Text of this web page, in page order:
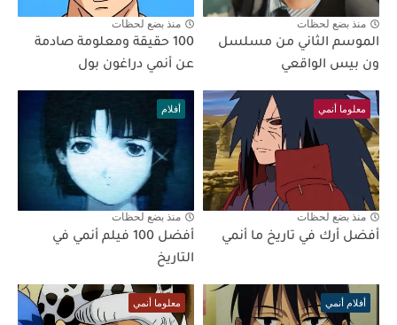
منذ بضع لحظات
الموسم الثاني من مسلسل
ون بيس الواقعي
منذ بضع لحظات
100 حقيقة ومعلومة صادمة
عن أنمي دراغون بول
معلوما أنمي
منذ بضع لحظات
أفضل أرك في تاريخ ما أنمي
أفلام
منذ بضع لحظات
أفضل 100 فيلم أنمي في
التاريخ
أفلام أنمي معلوما أنمي